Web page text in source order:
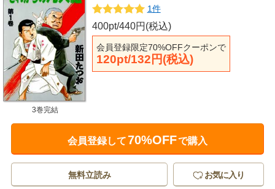
1件
400pt/440円(税込)
会員登録限定70%OFFクーポンで
120pt/132円(税込)
3巻完結
会員登録して70%OFFで購入
無料立読み お気に入り